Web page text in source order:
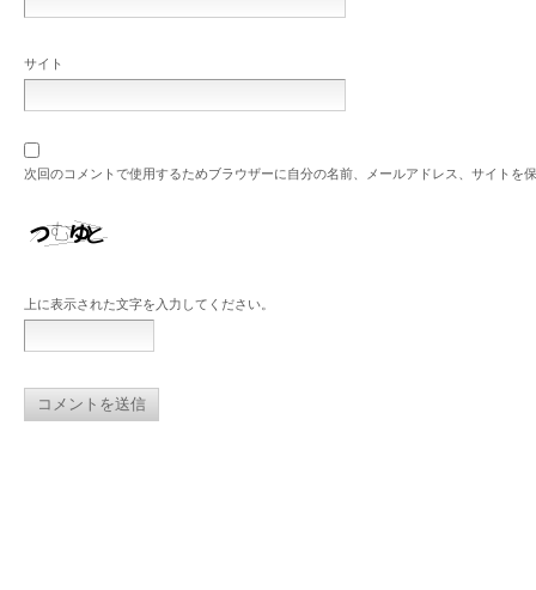
サイト
次回のコメントで使用するためブラウザーに自分の名前、メールアドレス、サイトを
上に表示された文字を入力してください。